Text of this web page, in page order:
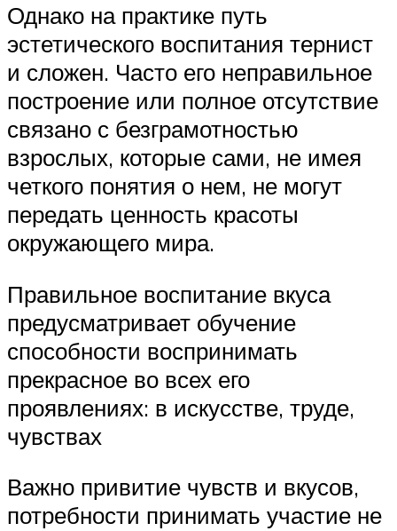
Однако на практике путь
эстетического воспитания тернист
и сложен. Часто его неправильное
построение или полное отсутствие
связано с безграмотностью
взрослых, которые сами, не имея
четкого понятия о нем, не могут
передать ценность красоты
окружающего мира.
Правильное воспитание вкуса
предусматривает обучение
способности воспринимать
прекрасное во всех его
проявлениях: в искусстве, труде,
чувствах
Важно привитие чувств и вкусов,
потребности принимать участие не